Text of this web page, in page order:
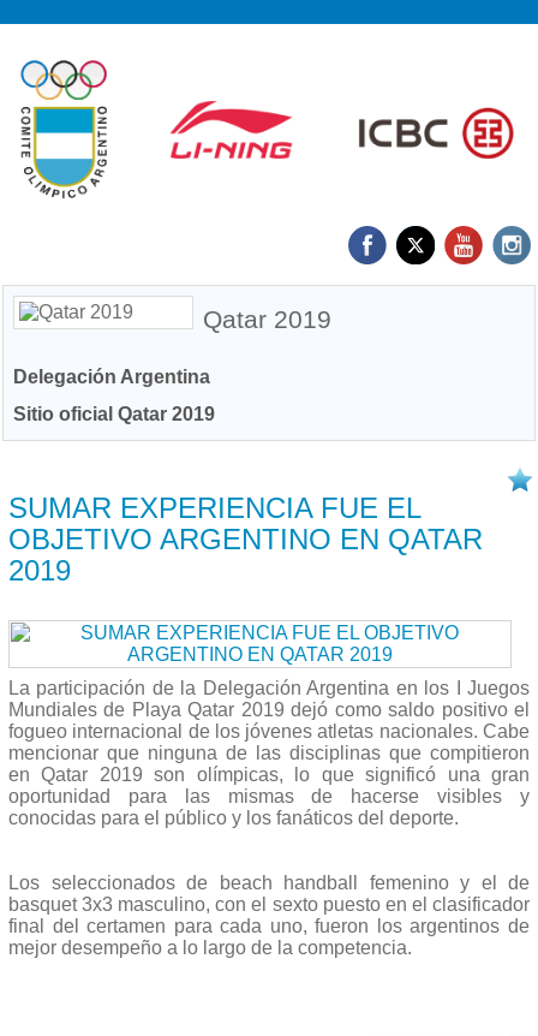
Qatar 2019
Delegación Argentina
Sitio oficial Qatar 2019
SUMAR EXPERIENCIA FUE EL
OBJETIVO ARGENTINO EN QATAR
2019
La participación de la Delegación Argentina en los I Juegos
Mundiales de Playa Qatar 2019 dejó como saldo positivo el
fogueo internacional de los jóvenes atletas nacionales. Cabe
mencionar que ninguna de las disciplinas que compitieron
en Qatar 2019 son olímpicas, lo que significó una gran
oportunidad para las mismas de hacerse visibles y
conocidas para el público y los fanáticos del deporte.
Los seleccionados de beach handball femenino y el de
basquet 3x3 masculino, con el sexto puesto en el clasificador
final del certamen para cada uno, fueron los argentinos de
mejor desempeño a lo largo de la competencia.